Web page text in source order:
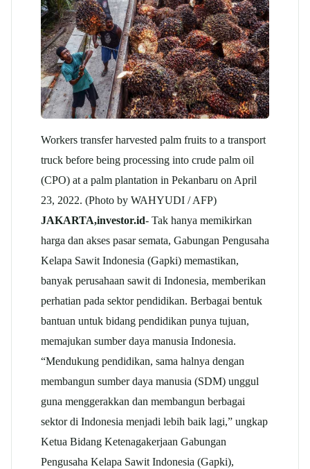
Workers transfer harvested palm fruits to a transport
truck before being processing into crude palm oil
(CPO) at a palm plantation in Pekanbaru on April
23, 2022. (Photo by WAHYUDI / AFP)
JAKARTA,investor.id- Tak hanya memikirkan
harga dan akses pasar semata, Gabungan Pengusaha
Kelapa Sawit Indonesia (Gapki) memastikan,
banyak perusahaan sawit di Indonesia, memberikan
perhatian pada sektor pendidikan. Berbagai bentuk
bantuan untuk bidang pendidikan punya tujuan,
memajukan sumber daya manusia Indonesia.
“Mendukung pendidikan, sama halnya dengan
membangun sumber daya manusia (SDM) unggul
guna menggerakkan dan membangun berbagai
sektor di Indonesia menjadi lebih baik lagi,” ungkap
Ketua Bidang Ketenagakerjaan Gabungan
Pengusaha Kelapa Sawit Indonesia (Gapki),